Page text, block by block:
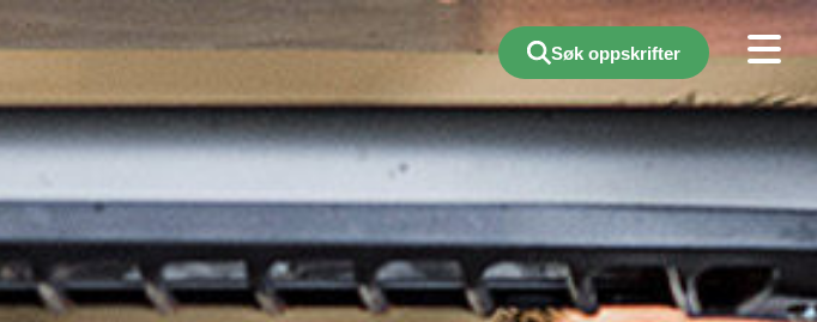
Søk oppskrifter